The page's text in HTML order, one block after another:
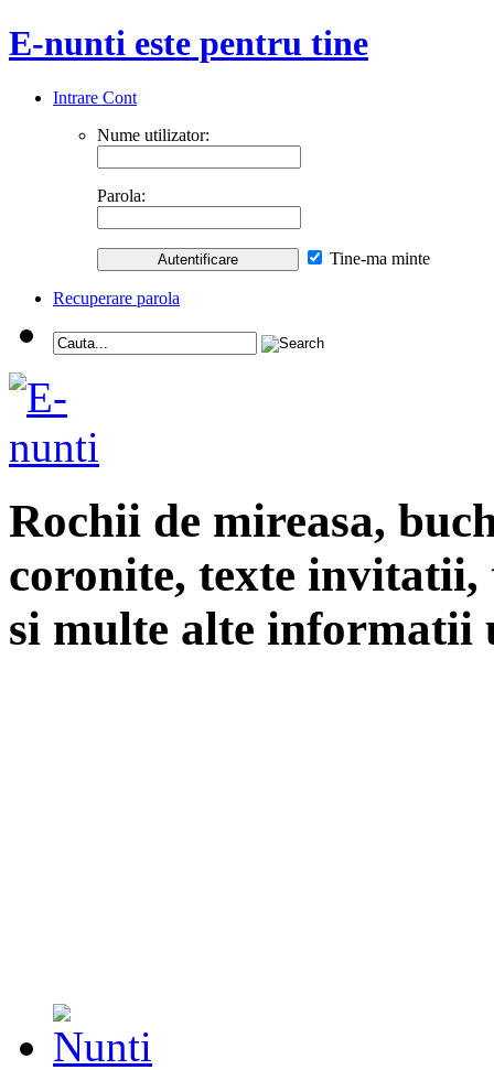
E-nunti este pentru tine
Intrare Cont
Nume utilizator:
Parola:
Tine-ma minte
Recuperare parola
Rochii de mireasa,
coronite, texte
si multe alte informatii